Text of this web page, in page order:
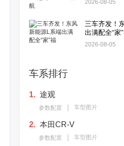
2026-08-05
三车齐发！
出满配全“家
2026-08-05
车系排行
1. 途观
参数配置 车型图片
2. 本田CR-V
参数配置 车型图片